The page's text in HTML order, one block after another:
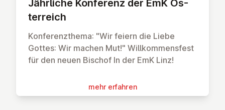
Jährliche Konferenz der EmK Ös­
ter­reich
Konferenzthema: "Wir feiern die Liebe
Gottes: Wir machen Mut!" Willkommensfest
für den neuen Bischof In der EmK Linz!
mehr erfahren